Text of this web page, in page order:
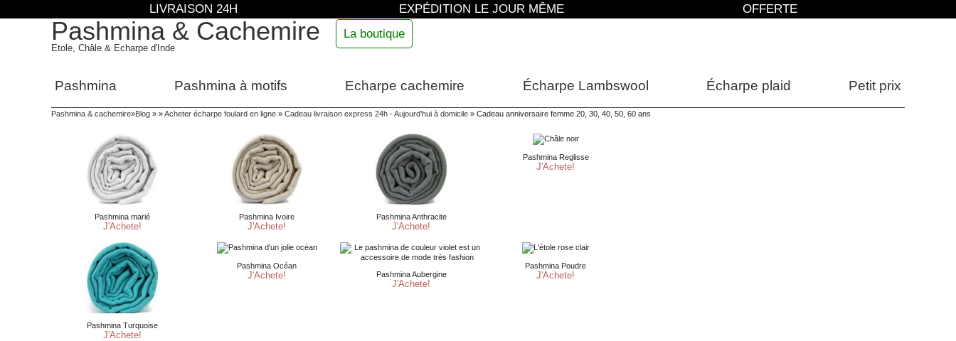
Pashmina & Cachemire
Etole, Châle & Echarpe d'Inde
La boutique
Pashmina Pashmina à motifs Echarpe cachemire Écharpe Lambswool Écharpe plaid Petit prix
LIVRAISON 24H EXPÉDITION LE JOUR MÊME OFFERTE
Pashmina & cachemire»Blog » »Acheter écharpe foulard en ligne » Cadeau livraison express 24h - Aujourd'hui à domicile » Cadeau anniversaire femme 20, 30, 40, 50, 60 ans